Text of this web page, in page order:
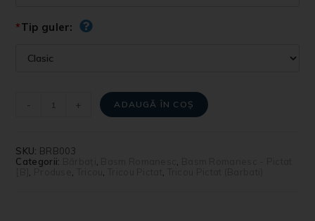
*Tip guler:
- + ADAUGĂ ÎN COȘ
SKU: BRB003
Categorii:
, ,
, , , ,